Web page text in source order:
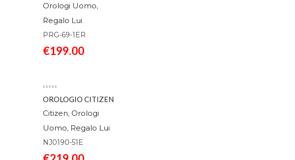
Orologi Uomo,
Regalo Lui
PRG-69-1ER
€199.00
OROLOGIO CITIZEN
AUTOMATICO URBAN
Citizen, Orologi
Uomo, Regalo Lui
NJ0190-51E